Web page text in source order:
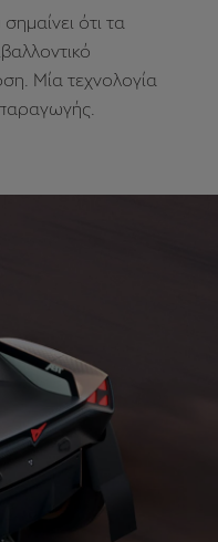
ότι τα
Μία τεχνολογία